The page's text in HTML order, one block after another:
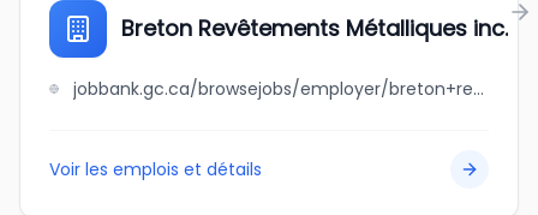
Breton Revêtements Métalliques inc.
jobbank.gc.ca/browsejobs/employer/breton+rev%C3%AAtements+m%C3%A9talliques+inc./ca
Voir les emplois et détails